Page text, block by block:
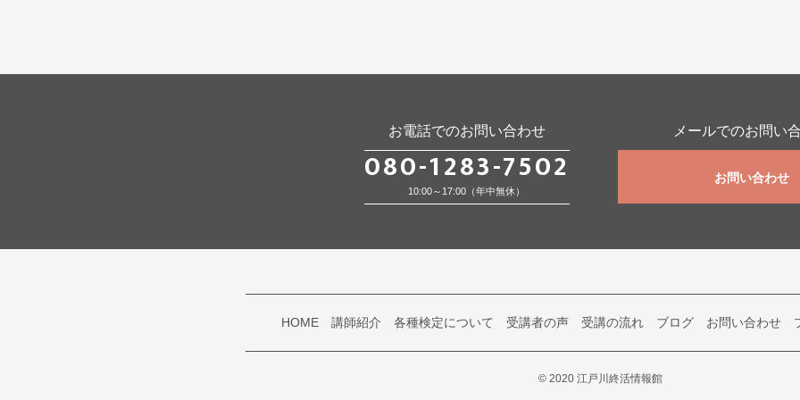
お電話でのお問い合わせ
080-1283-7502
10:00～17:00（年中無休）
メールでのお問い
お問い合わせ
HOME 講師紹介 各種検定について 受講者の声 受講の流れ ブログ お問い合わせ
© 2020 江戸川終活情報館